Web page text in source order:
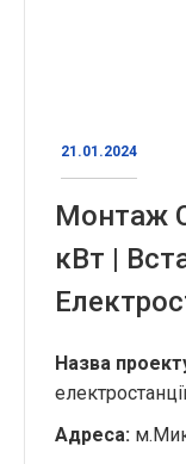
21.01.2024
Монтаж
кВт |
Назва
Адреса: